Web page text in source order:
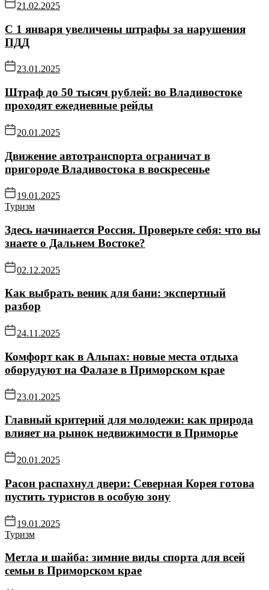
21.02.2025
С 1 января увеличены штрафы за нарушения
ПДД
23.01.2025
Штраф до 50 тысяч рублей: во Владивостоке
проходят ежедневные рейды
20.01.2025
Движение автотранспорта ограничат в
пригороде Владивостока в воскресенье
19.01.2025
Туризм
Здесь начинается Россия. Проверьте себя: что вы
знаете о Дальнем Востоке?
02.12.2025
Как выбрать веник для бани: экспертный
разбор
24.11.2025
Комфорт как в Альпах: новые места отдыха
оборудуют на Фалазе в Приморском крае
23.01.2025
Главный критерий для молодежи: как природа
влияет на рынок недвижимости в Приморье
20.01.2025
Расон распахнул двери: Северная Корея готова
пустить туристов в особую зону
19.01.2025
Туризм
Метла и шайба: зимние виды спорта для всей
семьи в Приморском крае